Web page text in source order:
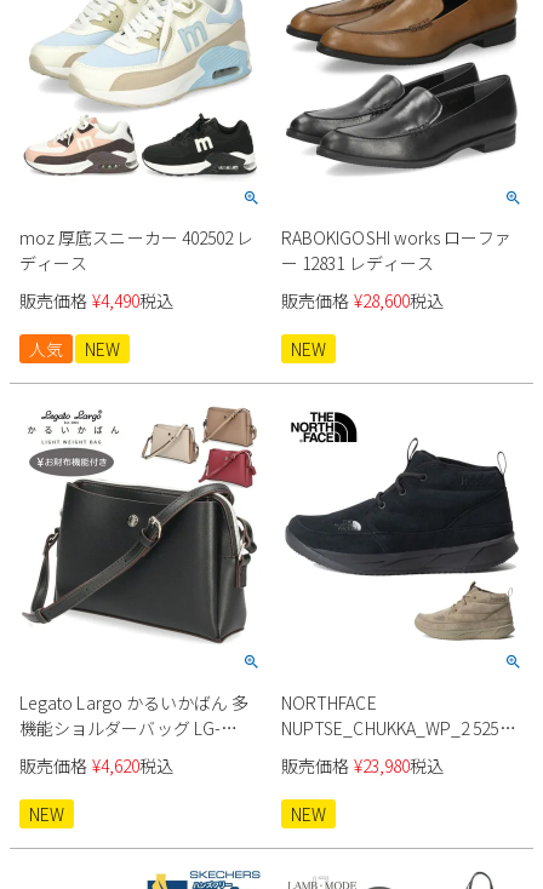
moz 厚底スニーカー 402502 レ
ディース
販売価格 ¥4,490税込
人気
NEW
RABOKIGOSHI works ローファ
ー 12831 レディース
販売価格 ¥28,600税込
NEW
Legato Largo かるいかばん 多
機能ショルダーバッグ LG-
P0123
販売価格 ¥4,620税込
NEW
NORTHFACE
NUPTSE_CHUKKA_WP_2 52574
KK
販売価格 ¥23,980税込
NEW